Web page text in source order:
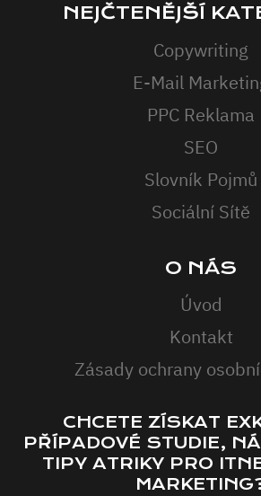
NEJČTENĚJŠÍ
Copywriting
E-Mail
PPC Reklama
SEO
Slovník Pojmů
Sociální Sítě
O NÁS
Úvod
Kontakt
Zásady ochrany
CHCETE ZÍSKAT
PŘÍPADOVÉ STUDIE,
TIPY ATRIKY PRO